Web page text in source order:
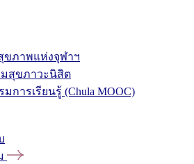
ขภาพแห่งจุฬาฯ
มสุขภาวะนิสิต
การเรียนรู้ (Chula MOOC)